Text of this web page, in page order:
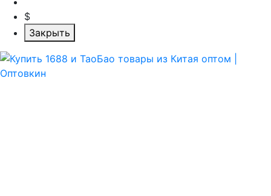
$
Закрыть